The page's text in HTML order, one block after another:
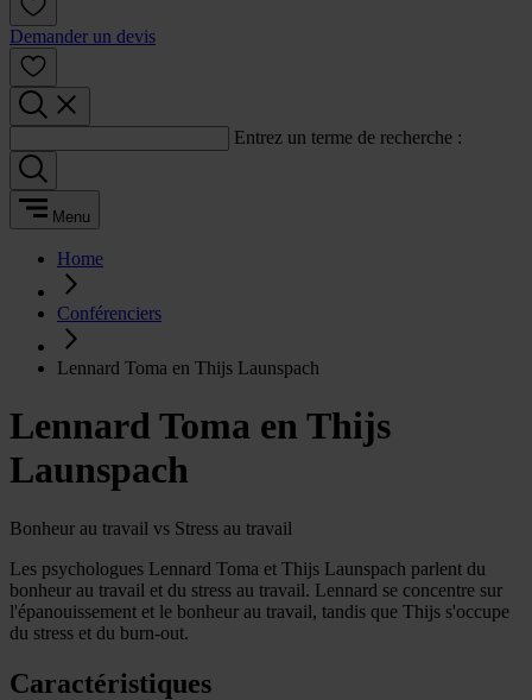
Demander un devis
Entrez un terme de recherche :
Menu
Home
Conférenciers
Lennard Toma en Thijs Launspach
Lennard Toma en Thijs
Launspach
Bonheur au travail vs Stress au travail
Les psychologues Lennard Toma et Thijs Launspach parlent du
bonheur au travail et du stress au travail. Lennard se concentre sur
l'épanouissement et le bonheur au travail, tandis que Thijs s'occupe
du stress et du burn-out.
Caractéristiques